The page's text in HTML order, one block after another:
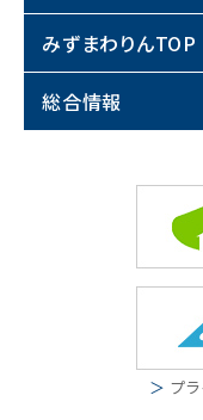
アネシスリフォーム
サロン案内
みずまわりんTOP
商品一覧
総合情報
スタッフ紹介
プ